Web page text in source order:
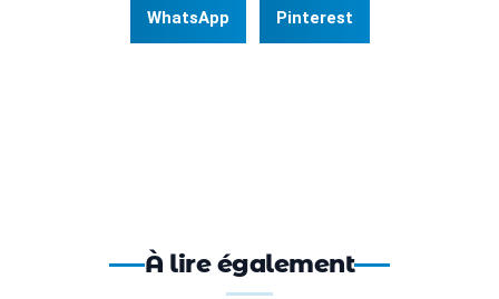
WhatsApp Pinterest
À lire également